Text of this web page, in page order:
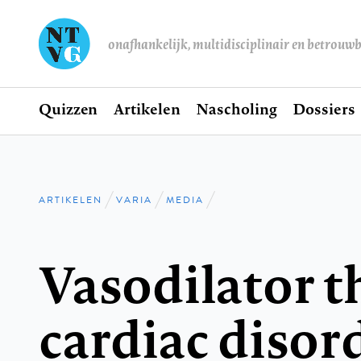
onafhankelijk, multidisciplinair en
Hoofdnavigatie
Home
Quizzen Artikelen Nascholing Dossiers
Kruimelpad
ARTIKELEN VARIA MEDIA
Vasodilator
cardiac